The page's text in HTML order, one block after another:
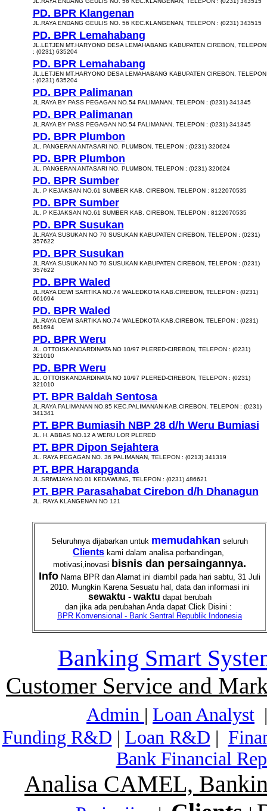
PD. BPR Klangenan
JL.RAYA ENDANG GEULIS NO. 56 KEC.KLANGENAN, TELEPON : (0231) 343515
PD. BPR Lemahabang
JL.LETJEN MT.HARYONO DESA LEMAHABANG KABUPATEN CIREBON, TELEPON
: (0231) 635204
PD. BPR Lemahabang
JL.LETJEN MT.HARYONO DESA LEMAHABANG KABUPATEN CIREBON, TELEPON
: (0231) 635204
PD. BPR Palimanan
JL.RAYA BY PASS PEGAGAN NO.54 PALIMANAN, TELEPON : (0231) 341345
PD. BPR Palimanan
JL.RAYA BY PASS PEGAGAN NO.54 PALIMANAN, TELEPON : (0231) 341345
PD. BPR Plumbon
JL. PANGERAN ANTASARI NO. PLUMBON, TELEPON : (0231) 320624
PD. BPR Plumbon
JL. PANGERAN ANTASARI NO. PLUMBON, TELEPON : (0231) 320624
PD. BPR Sumber
JL. P KEJAKSAN NO.61 SUMBER KAB. CIREBON, TELEPON : 8122070535
PD. BPR Sumber
JL. P KEJAKSAN NO.61 SUMBER KAB. CIREBON, TELEPON : 8122070535
PD. BPR Susukan
JL.RAYA SUSUKAN NO 70 SUSUKAN KABUPATEN CIREBON, TELEPON : (0231)
357622
PD. BPR Susukan
JL.RAYA SUSUKAN NO 70 SUSUKAN KABUPATEN CIREBON, TELEPON : (0231)
357622
PD. BPR Waled
JL.RAYA DEWI SARTIKA NO.74 WALEDKOTA KAB.CIREBON, TELEPON : (0231)
661694
PD. BPR Waled
JL.RAYA DEWI SARTIKA NO.74 WALEDKOTA KAB.CIREBON, TELEPON : (0231)
661694
PD. BPR Weru
JL. OTTOISKANDARDINATA NO 10/97 PLERED-CIREBON, TELEPON : (0231)
321010
PD. BPR Weru
JL. OTTOISKANDARDINATA NO 10/97 PLERED-CIREBON, TELEPON : (0231)
321010
PT. BPR Baldah Sentosa
JL.RAYA PALIMANAN NO.85 KEC.PALIMANAN-KAB.CIREBON, TELEPON : (0231)
341341
PT. BPR Bumiasih NBP 28 d/h Weru Bumiasi
JL. H. ABBAS NO.12 A WERU LOR PLERED
PT. BPR Dipon Sejahtera
JL. RAYA PEGAGAN NO. 36 PALIMANAN, TELEPON : (0213) 341319
PT. BPR Harapganda
JL.SRIWIJAYA NO.01 KEDAWUNG, TELEPON : (0231) 486621
PT. BPR Parasahabat Cirebon d/h Dhanagun
JL. RAYA KLANGENAN NO 121
Seluruhnya dijabarkan untuk memudahkan seluruh
Clients kami dalam analisa perbandingan,
motivasi,inovasi bisnis dan persaingannya.
Info Nama BPR dan Alamat ini diambil pada hari sabtu, 31 Juli
2010. Mungkin Karena Sesuatu hal, data dan informasi ini
sewaktu - waktu dapat berubah
dan jika ada perubahan Anda dapat Click Disini :
BPR Konvensional - Bank Sentral Republik Indonesia
Banking Smart
Customer Service and
Admin | Loan Analyst
Funding R&D | Loan R&D |
Bank Financial
Analisa CAMEL,